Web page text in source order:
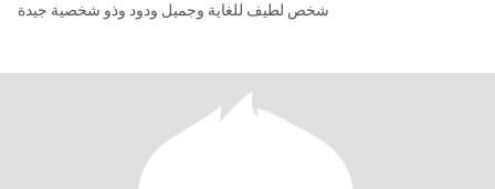
شخص لطيف للغاية وجميل ودود وذو شخصية جيدة